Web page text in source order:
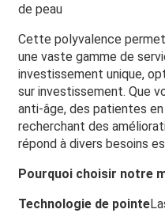
de peau
Cette polyvalence
une vaste gamme de
investissement unique,
sur investissement. Que
anti-âge, des patientes
recherchant des
répond à divers besoins
Pourquoi choisir notre
Technologie de pointe